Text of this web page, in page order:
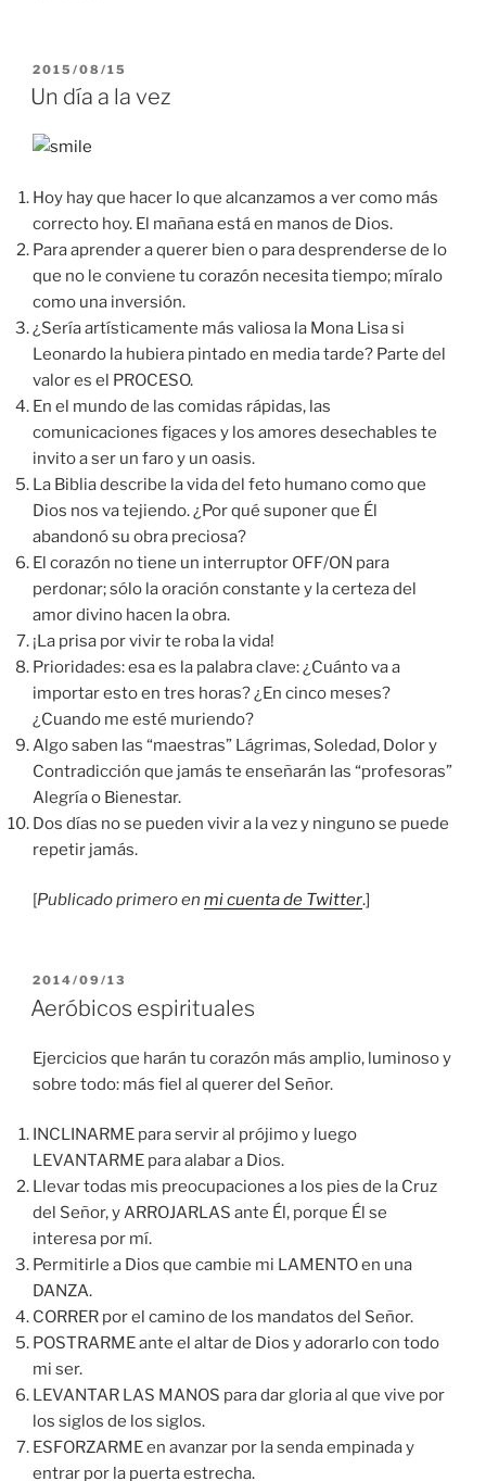
PUBLICADO
EL
2015/08/15
Un día a la vez
Hoy hay que hacer lo que alcanzamos a ver como más
correcto hoy. El mañana está en manos de Dios.
Para aprender a querer bien o para desprenderse de lo
que no le conviene tu corazón necesita tiempo; míralo
como una inversión.
¿Sería artísticamente más valiosa la Mona Lisa si
Leonardo la hubiera pintado en media tarde? Parte del
valor es el PROCESO.
En el mundo de las comidas rápidas, las
comunicaciones figaces y los amores desechables te
invito a ser un faro y un oasis.
La Biblia describe la vida del feto humano como que
Dios nos va tejiendo. ¿Por qué suponer que Él
abandonó su obra preciosa?
El corazón no tiene un interruptor OFF/ON para
perdonar; sólo la oración constante y la certeza del
amor divino hacen la obra.
¡La prisa por vivir te roba la vida!
Prioridades: esa es la palabra clave: ¿Cuánto va a
importar esto en tres horas? ¿En cinco meses?
¿Cuando me esté muriendo?
Algo saben las “maestras” Lágrimas, Soledad, Dolor y
Contradicción que jamás te enseñarán las “profesoras”
Alegría o Bienestar.
Dos días no se pueden vivir a la vez y ninguno se puede
repetir jamás.
[Publicado primero en mi cuenta de Twitter.]
PUBLICADO
EL
2014/09/13
Aeróbicos espirituales
Ejercicios que harán tu corazón más amplio, luminoso y
sobre todo: más fiel al querer del Señor.
INCLINARME para servir al prójimo y luego
LEVANTARME para alabar a Dios.
Llevar todas mis preocupaciones a los pies de la Cruz
del Señor, y ARROJARLAS ante Él, porque Él se
interesa por mí.
Permitirle a Dios que cambie mi LAMENTO en una
DANZA.
CORRER por el camino de los mandatos del Señor.
POSTRARME ante el altar de Dios y adorarlo con todo
mi ser.
LEVANTAR LAS MANOS para dar gloria al que vive por
los siglos de los siglos.
ESFORZARME en avanzar por la senda empinada y
entrar por la puerta estrecha.